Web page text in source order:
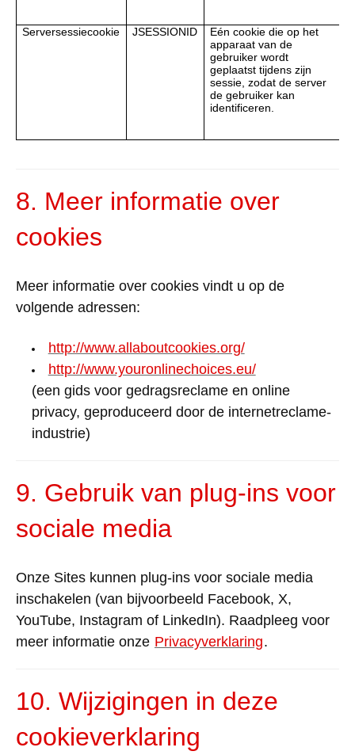
Serversessiecookie JSESSIONID
Eén cookie die op het
apparaat van de
gebruiker wordt
geplaatst tijdens zijn
sessie, zodat de server
de gebruiker kan
identificeren.
8. Meer informatie over
cookies
Meer informatie over cookies vindt u op de
volgende adressen:
http://www.allaboutcookies.org/
http://www.youronlinechoices.eu/
(een gids voor gedragsreclame en online
privacy, geproduceerd door de internetreclame-
industrie)
9. Gebruik van plug-ins voor
sociale media
Onze Sites kunnen plug-ins voor sociale media
inschakelen (van bijvoorbeeld Facebook, X,
YouTube, Instagram of LinkedIn). Raadpleeg voor
meer informatie onze Privacyverklaring.
10. Wijzigingen in deze
cookieverklaring